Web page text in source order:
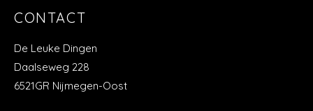
CONTACT
De Leuke Dingen
Daalseweg 228
6521GR Nijmegen-Oost